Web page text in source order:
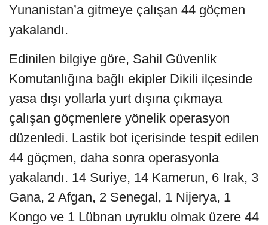
Yunanistan’a gitmeye çalışan 44 göçmen
yakalandı.
Edinilen bilgiye göre, Sahil Güvenlik
Komutanlığına bağlı ekipler Dikili ilçesinde
yasa dışı yollarla yurt dışına çıkmaya
çalışan göçmenlere yönelik operasyon
düzenledi. Lastik bot içerisinde tespit edilen
44 göçmen, daha sonra operasyonla
yakalandı. 14 Suriye, 14 Kamerun, 6 Irak, 3
Gana, 2 Afgan, 2 Senegal, 1 Nijerya, 1
Kongo ve 1 Lübnan uyruklu olmak üzere 44